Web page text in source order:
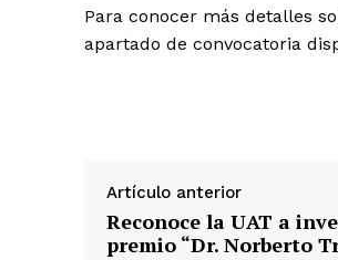
Para conocer más detalles
apartado de convocatoria
Artículo anterior
Reconoce la UAT a
premio “Dr. Norberto